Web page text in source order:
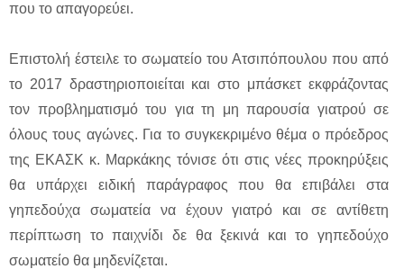
που το απαγορεύει.
Επιστολή έστειλε το σωματείο του Ατσιπόπουλου που από
το 2017 δραστηριοποιείται και στο μπάσκετ εκφράζοντας
τον προβληματισμό του για τη μη παρουσία γιατρού σε
όλους τους αγώνες. Για το συγκεκριμένο θέμα ο πρόεδρος
της ΕΚΑΣΚ κ. Μαρκάκης τόνισε ότι στις νέες προκηρύξεις
θα υπάρχει ειδική παράγραφος που θα επιβάλει στα
γηπεδούχα σωματεία να έχουν γιατρό και σε αντίθετη
περίπτωση το παιχνίδι δε θα ξεκινά και το γηπεδούχο
σωματείο θα μηδενίζεται.